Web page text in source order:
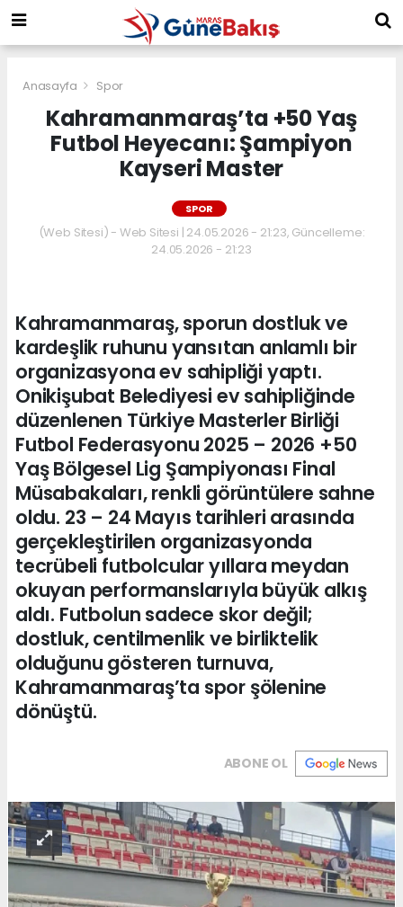
Anasayfa Spor
Kahramanmaraş’ta +50 Yaş
Futbol Heyecanı: Şampiyon
Kayseri Master
SPOR
(Web Sitesi) - Web Sitesi | 24.05.2026 - 21:23, Güncelleme:
24.05.2026 - 21:23
Kahramanmaraş, sporun dostluk ve
kardeşlik ruhunu yansıtan anlamlı bir
organizasyona ev sahipliği yaptı.
Onikişubat Belediyesi ev sahipliğinde
düzenlenen Türkiye Masterler Birliği
Futbol Federasyonu 2025 – 2026 +50
Yaş Bölgesel Lig Şampiyonası Final
Müsabakaları, renkli görüntülere sahne
oldu. 23 – 24 Mayıs tarihleri arasında
gerçekleştirilen organizasyonda
tecrübeli futbolcular yıllara meydan
okuyan performanslarıyla büyük alkış
aldı. Futbolun sadece skor değil;
dostluk, centilmenlik ve birliktelik
olduğunu gösteren turnuva,
Kahramanmaraş’ta spor şölenine
dönüştü.
ABONE OL